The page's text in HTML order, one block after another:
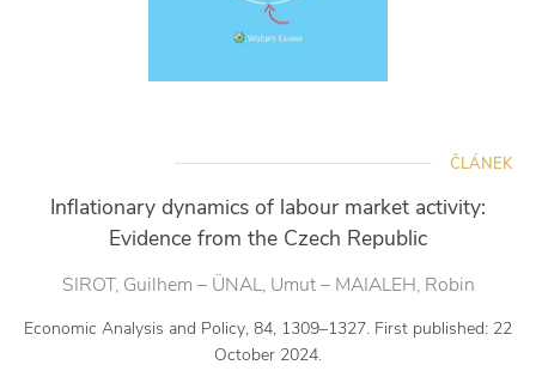
ČLÁNEK
Inflationary dynamics of labour market activity:
Evidence from the Czech Republic
SIROT, Guilhem – ÜNAL, Umut – MAIALEH, Robin
Economic Analysis and Policy, 84, 1309–1327. First published: 22
October 2024.